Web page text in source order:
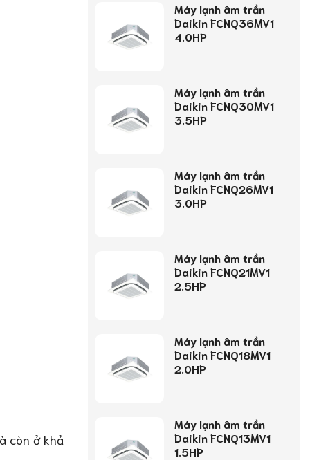
còn ở khả
Máy lạnh âm trần
Daikin FCNQ36MV1
4.0HP
Máy lạnh âm trần
Daikin FCNQ30MV1
3.5HP
Máy lạnh âm trần
Daikin FCNQ26MV1
3.0HP
Máy lạnh âm trần
Daikin FCNQ21MV1
2.5HP
Máy lạnh âm trần
Daikin FCNQ18MV1
2.0HP
Máy lạnh âm trần
Daikin FCNQ13MV1
1.5HP